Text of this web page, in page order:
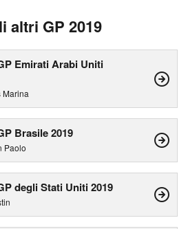
altri GP 2019
Emirati Arabi Uniti
Marina
Brasile 2019
Paolo
degli Stati Uniti 2019